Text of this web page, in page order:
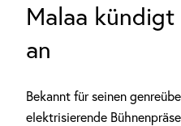
Malaa
an
Bekannt für seinen
elektrisierende